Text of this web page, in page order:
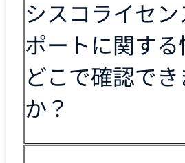
シスコライセン
ポートに関す
どこで確認でき
か？